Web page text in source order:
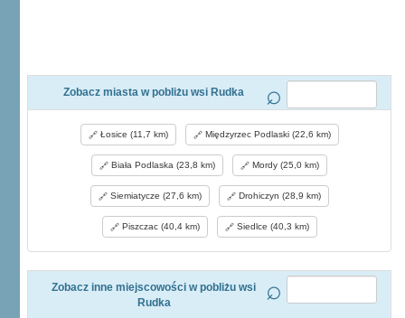
Zobacz miasta w pobliżu wsi Rudka
Łosice (11,7 km) Międzyrzec Podlaski (22,6 km)
Biała Podlaska (23,8 km) Mordy (25,0 km)
Siemiatycze (27,6 km) Drohiczyn (28,9 km)
Piszczac (40,4 km) Siedlce (40,3 km)
Zobacz inne miejscowości w pobliżu wsi
Rudka